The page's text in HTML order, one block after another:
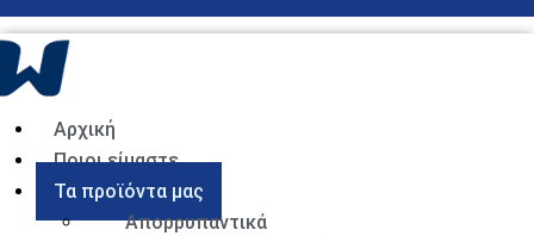
Αρχική
Ποιοι είμαστε
Τα προϊόντα μας
Απορρυπαντικά